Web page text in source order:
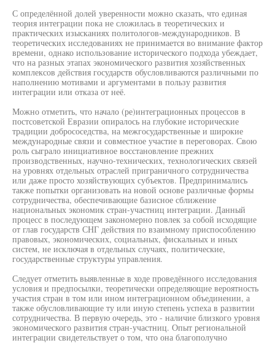
С определённой долей уверенности можно сказать, что единая
теория интеграции пока не сложилась в теоретических и
практических изысканиях политологов-международников. В
теоретических исследованиях не принимается во внимание фактор
времени, однако использование исторического подхода убеждает,
что на разных этапах экономического развития хозяйственных
комплексов действия государств обусловливаются различными по
наполнению мотивами и аргументами в пользу развития
интеграции или отказа от неё.
Можно отметить, что начало (ре)интеграционных процессов в
постсоветской Евразии опиралось на глубокие исторические
традиции добрососедства, на межгосударственные и широкие
международные связи и совместное участие в переговорах. Свою
роль сыграло инициативное восстановление прежних
производственных, научно-технических, технологических связей
на уровнях отдельных отраслей приграничного сотрудничества
или даже просто хозяйствующих субъектов. Предпринимались
также попытки организовать на новой основе различные формы
сотрудничества, обеспечивающие базисное сближение
национальных экономик стран-участниц интеграции. Данный
процесс в последующем закономерно повлек за собой исходящие
от глав государств СНГ действия по взаимному приспособлению
правовых, экономических, социальных, фискальных и иных
систем, не исключая в отдельных случаях, политические,
государственные структуры управления.
Следует отметить выявленные в ходе проведённого исследования
условия и предпосылки, теоретически определяющие вероятность
участия стран в том или ином интеграционном объединении, а
также обусловливающие ту или иную степень успеха в развитии
сотрудничества. В первую очередь, это - наличие близкого уровня
экономического развития стран-участниц. Опыт региональной
интеграции свидетельствует о том, что она благополучно